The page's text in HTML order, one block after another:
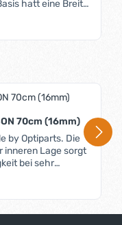
hatt eine Breite
Pinnen
beständiges
70cm (16mm)
by Optiparts. Die
inneren Lage sorgt
bei sehr
und
ohne